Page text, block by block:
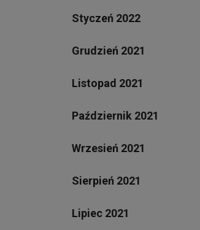
Styczeń 2022
Grudzień 2021
Listopad 2021
Październik 2021
Wrzesień 2021
Sierpień 2021
Lipiec 2021